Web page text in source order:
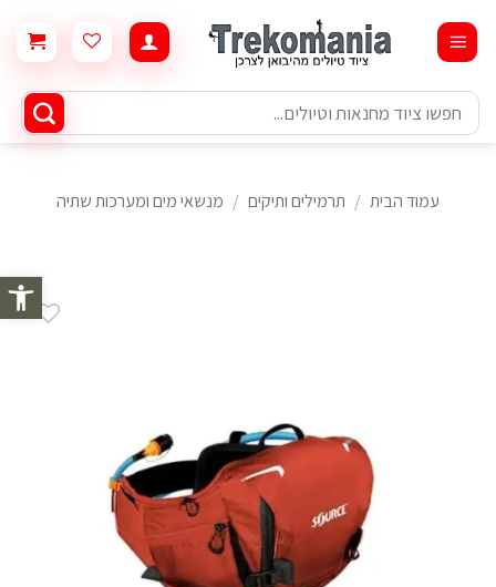
פתח
content
חיפוש
עבור:
עמוד הבית / תרמילים ותיקים / מנשאי מים ומערכות שתיה